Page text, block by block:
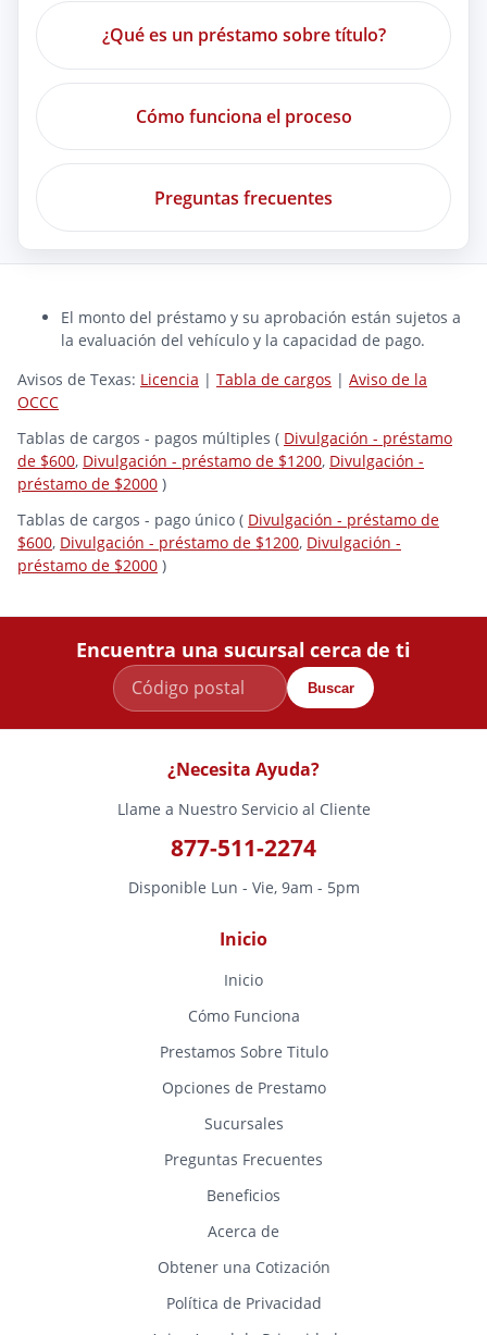
¿Qué es un préstamo sobre título?
Cómo funciona el proceso
Preguntas frecuentes
El monto del préstamo y su aprobación están sujetos a
la evaluación del vehículo y la capacidad de pago.
Avisos de Texas: Licencia | Tabla de cargos | Aviso de la
OCCC
Tablas de cargos - pagos múltiples ( Divulgación - préstamo
de $600, Divulgación - préstamo de $1200, Divulgación -
préstamo de $2000 )
Tablas de cargos - pago único ( Divulgación - préstamo de
$600, Divulgación - préstamo de $1200, Divulgación -
préstamo de $2000 )
Encuentra una sucursal cerca de ti
Buscar
¿Necesita Ayuda?
Llame a Nuestro Servicio al Cliente
877-511-2274
Disponible Lun - Vie, 9am - 5pm
Inicio
Inicio
Cómo Funciona
Prestamos Sobre Titulo
Opciones de Prestamo
Sucursales
Preguntas Frecuentes
Beneficios
Acerca de
Obtener una Cotización
Política de Privacidad